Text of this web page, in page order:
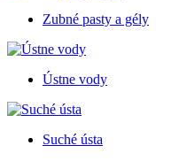
Zubné pasty a gély
Ústne vody
Suché ústa